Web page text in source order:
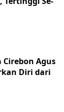
Agus
Diri dari